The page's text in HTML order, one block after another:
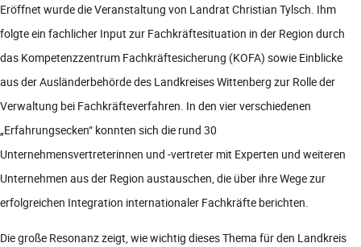
Eröffnet wurde die Veranstaltung von Landrat Christian Tylsch. Ihm
folgte ein fachlicher Input zur Fachkräftesituation in der Region durch
das Kompetenzzentrum Fachkräftesicherung (KOFA) sowie Einblicke
aus der Ausländerbehörde des Landkreises Wittenberg zur Rolle der
Verwaltung bei Fachkräfteverfahren. In den vier verschiedenen
„Erfahrungsecken“ konnten sich die rund 30
Unternehmensvertreterinnen und -vertreter mit Experten und weiteren
Unternehmen aus der Region austauschen, die über ihre Wege zur
erfolgreichen Integration internationaler Fachkräfte berichten.
Die große Resonanz zeigt, wie wichtig dieses Thema für den Landkreis